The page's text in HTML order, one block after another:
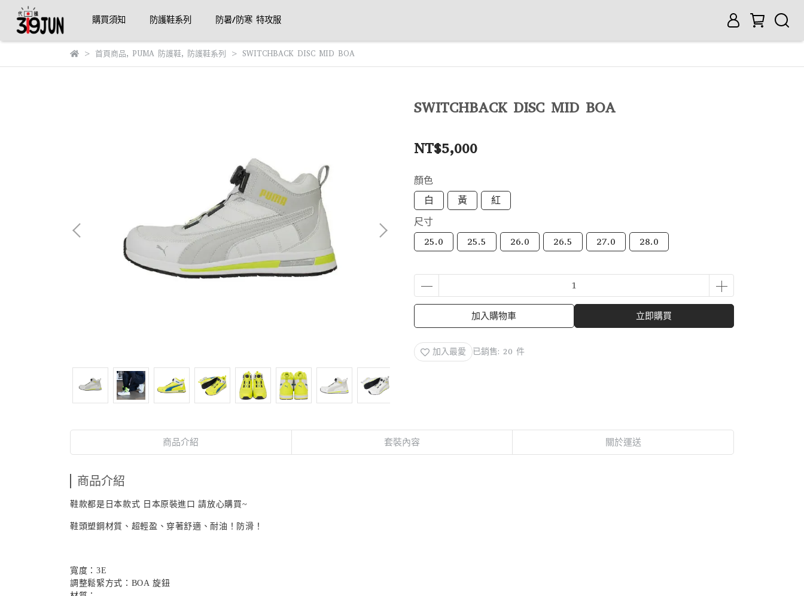
購買須知 防護鞋系列 防暑/防寒 特攻服
首頁商品, PUMA 防護鞋, 防護鞋系列 SWITCHBACK DISC MID BOA
SWITCHBACK DISC MID BOA
NT$5,000
顏色
白
黃
紅
尺寸
25.0
25.5 26.0 26.5 27.0 28.0
加入購物車 立即購買
加入最愛 已銷售: 20 件
商品介紹 套裝內容 關於運送
商品介紹
鞋款都是日本款式 日本原裝進口 請放心購買~
鞋頭塑鋼材質、超輕盈、穿著舒適、耐油！防滑！
寬度： 3E
調整鬆緊方式： BOA 旋鈕